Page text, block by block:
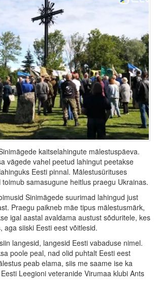
kaitselahingute mälestuspäeva.
vägede vahel peetud lahingut peetakse
Eesti pinnal. Mälestusürituses
samasugune heitlus praegu Ukrainas.
Sinimägede suurimad lahingud just
Praegu paikneb mäe tipus mälestusmärk,
igal aastal avaldama austust sõduritele, kes
aga siiski Eesti eest võitlesid.
langesid, langesid Eesti vabaduse nimel.
poole peal, nad olid puhtalt Eesti eest
peab elama, siis me saame ise ka
Leegioni veteranide Virumaa klubi Ants